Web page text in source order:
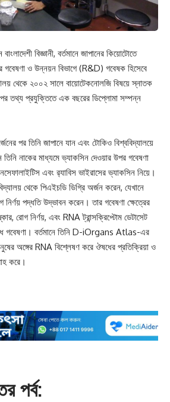
বিজ্ঞানী, বর্তমানে জাপানের কিয়োটোতে
গবেষণা ও উন্নয়ন বিভাগে (R&D) গবেষক হিসেবে
থেকে ২০০২ সালে বায়োটেকনোলজি বিষয়ে স্নাতক
তথ্য প্রযুক্তিতে এক বছরের ডিপ্লোমা সম্পন্ন
পর তিনি জাপানে যান এবং টোকিও বিশ্ববিদ্যালয়ে
নাকের মাধ্যমে ভ্যাকসিন দেওয়ার উপর গবেষণা
এবং র‍্যাবিস ভাইরাসের ভ্যাকসিন নিয়ে।
থেকে পিএইচডি ডিগ্রি অর্জন করেন, যেখানে
পদ্ধতি উদ্ভাবন করেন। তার গবেষণা ক্ষেত্রের
রোগ নির্ণয়, এবং RNA ট্রান্সক্রিপ্টোম ডেটাসেট
গবেষণা। বর্তমানে তিনি D-iOrgans Atlas-এর
অঙ্গের RNA বিশ্লেষণ করে ঔষধের প্রতিক্রিয়া ও
করে।
পর্ব: